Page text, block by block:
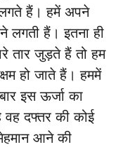
हैं। हमें अपने
लगती हैं। इतना ही
तार जुड़ते हैं तो हम
हो जाते हैं। हममें
इस ऊर्जा का
वह दफ्तर की कोई
आने की